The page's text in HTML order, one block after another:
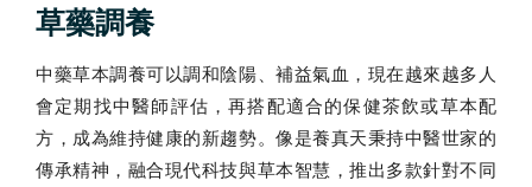
草藥調養
中藥草本調養可以調和陰陽、補益氣血，現在越來越多人
會定期找中醫師評估，再搭配適合的保健茶飲或草本配
方，成為維持健康的新趨勢。像是養真天秉持中醫世家的
傳承精神，融合現代科技與草本智慧，推出多款針對不同